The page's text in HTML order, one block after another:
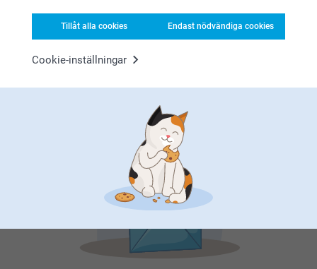
Tillåt alla cookies Endast nödvändiga cookies
Cookie-inställningar
Registrera dig till vårt nyhetsbrev
Ange din e-postadress här